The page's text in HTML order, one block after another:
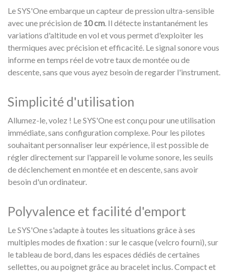
Le SYS'One embarque un capteur de pression ultra-sensible
avec une précision de 10 cm. Il détecte instantanément les
variations d'altitude en vol et vous permet d'exploiter les
thermiques avec précision et efficacité. Le signal sonore vous
informe en temps réel de votre taux de montée ou de
descente, sans que vous ayez besoin de regarder l'instrument.
Simplicité d'utilisation
Allumez-le, volez ! Le SYS'One est conçu pour une utilisation
immédiate, sans configuration complexe. Pour les pilotes
souhaitant personnaliser leur expérience, il est possible de
régler directement sur l'appareil le volume sonore, les seuils
de déclenchement en montée et en descente, sans avoir
besoin d'un ordinateur.
Polyvalence et facilité d'emport
Le SYS'One s'adapte à toutes les situations grâce à ses
multiples modes de fixation : sur le casque (velcro fourni), sur
le tableau de bord, dans les espaces dédiés de certaines
sellettes, ou au poignet grâce au bracelet inclus. Compact et